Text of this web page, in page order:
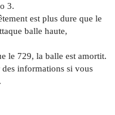
3.
est plus dure que le
balle haute,
le 729, la balle est amortit.
informations si vous